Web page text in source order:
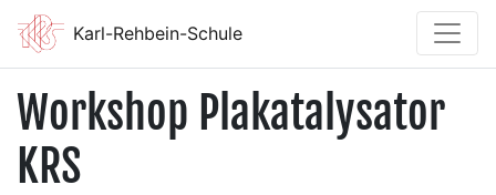
Karl-Rehbein-Schule
Workshop Plakatalysator
KRS